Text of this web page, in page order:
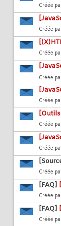
Créée
Créée
Créée
Créée
Créée
Créée
Créée
Créée
[FAQ]
Créée
[FAQ]
Créée